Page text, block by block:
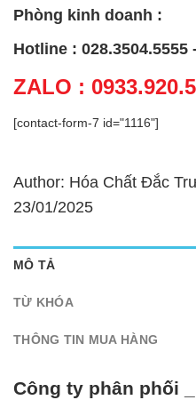
Phòng kinh doanh :
Hotline : 028.3504.5555
ZALO :
[contact-form-7 id="1116"]
Author: Hóa Chất Đắc
23/01/2025
MÔ TẢ
TỪ KHÓA
THÔNG TIN MUA HÀNG
Công ty phân phối